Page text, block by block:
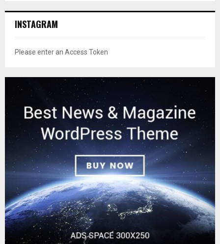
INSTAGRAM
Please enter an Access Token